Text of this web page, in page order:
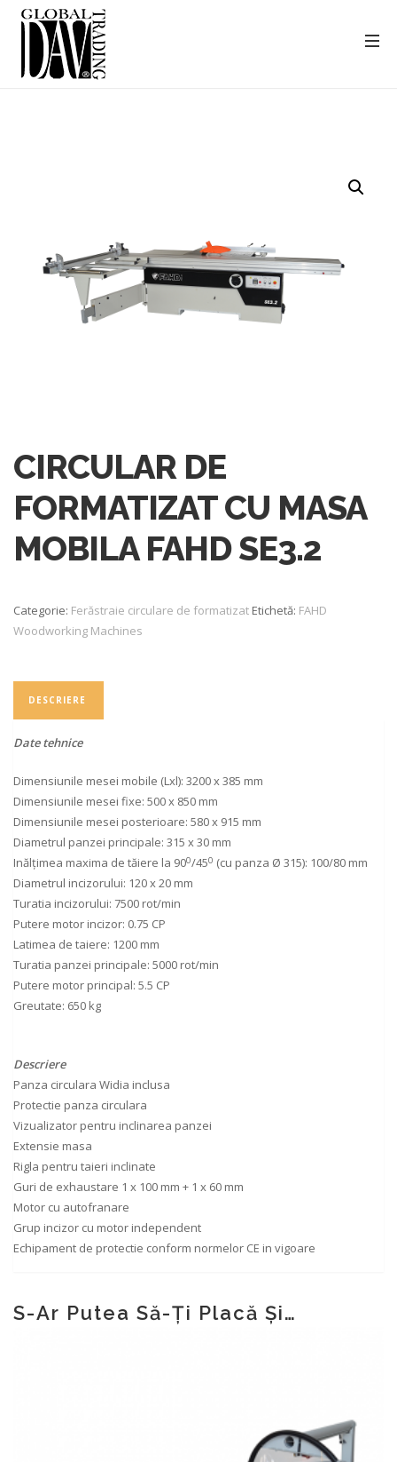
CIRCULAR DE
FORMATIZAT CU MASA
MOBILA FAHD SE3.2
Categorie: Ferăstraie circulare de formatizat Etichetă: FAHD
Woodworking Machines
DESCRIERE
Date tehnice
Dimensiunile mesei mobile (Lxl): 3200 x 385 mm
Dimensiunile mesei fixe: 500 x 850 mm
Dimensiunile mesei posterioare: 580 x 915 mm
Diametrul panzei principale: 315 x 30 mm
Inălţimea maxima de tăiere la 900/450 (cu panza Ø 315): 100/80 mm
Diametrul incizorului: 120 x 20 mm
Turatia incizorului: 7500 rot/min
Putere motor incizor: 0.75 CP
Latimea de taiere: 1200 mm
Turatia panzei principale: 5000 rot/min
Putere motor principal: 5.5 CP
Greutate: 650 kg
Descriere
Panza circulara Widia inclusa
Protectie panza circulara
Vizualizator pentru inclinarea panzei
Extensie masa
Rigla pentru taieri inclinate
Guri de exhaustare 1 x 100 mm + 1 x 60 mm
Motor cu autofranare
Grup incizor cu motor independent
Echipament de protectie conform normelor CE in vigoare
S-Ar Putea Să-Ți Placă Și…